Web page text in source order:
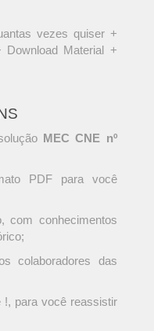
vezes quiser +
Material +
MEC CNE nº
PDF para você
com conhecimentos
colaboradores das
!, para você reassistir